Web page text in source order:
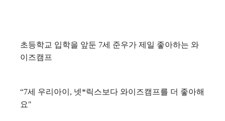
초등학교 입학을 앞둔 7세 준우가 제일 좋아하는 와
이즈캠프
“7세 우리아이, 넷*릭스보다 와이즈캠프를 더 좋아해
요"